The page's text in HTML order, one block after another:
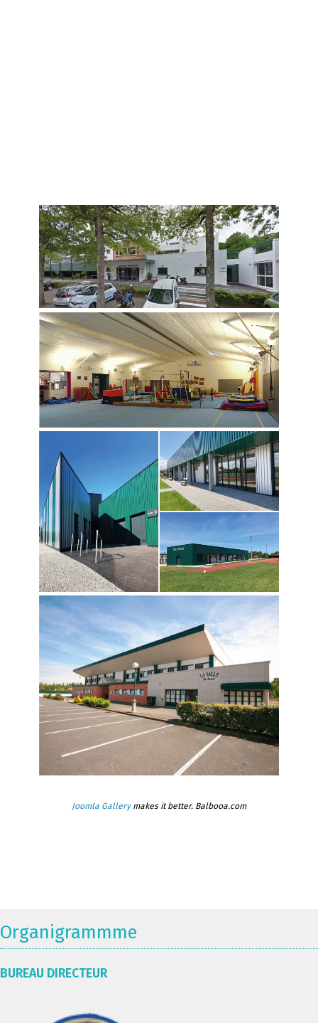
Joomla Gallerymakes it better. Balbooa.com
Organigrammme
BUREAU DIRECTEUR